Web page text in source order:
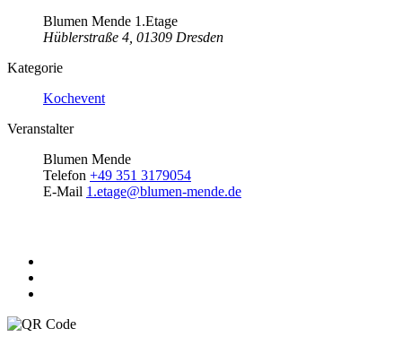
Blumen Mende 1.Etage
Hüblerstraße 4, 01309 Dresden
Kategorie
Kochevent
Veranstalter
Blumen Mende
Telefon +49 351 3179054
E-Mail 1.etage@blumen-mende.de